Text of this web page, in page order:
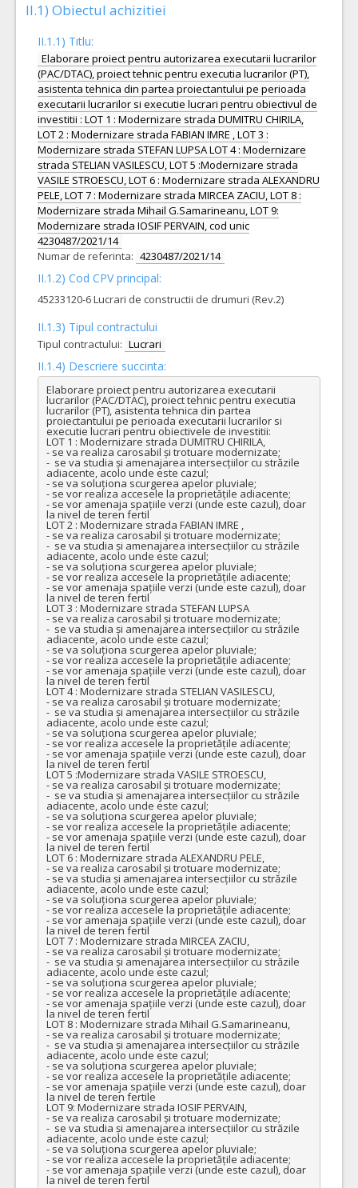
II.1) Obiectul achizitiei
II.1.1) Titlu:
Elaborare proiect pentru autorizarea executarii lucrarilor
(PAC/DTAC), proiect tehnic pentru executia lucrarilor (PT),
asistenta tehnica din partea proiectantului pe perioada
executarii lucrarilor si executie lucrari pentru obiectivul de
investitii : LOT 1 : Modernizare strada DUMITRU CHIRILA,
LOT 2 : Modernizare strada FABIAN IMRE , LOT 3 :
Modernizare strada STEFAN LUPSA LOT 4 : Modernizare
strada STELIAN VASILESCU, LOT 5 :Modernizare strada
VASILE STROESCU, LOT 6 : Modernizare strada ALEXANDRU
PELE, LOT 7 : Modernizare strada MIRCEA ZACIU, LOT 8 :
Modernizare strada Mihail G.Samarineanu, LOT 9:
Modernizare strada IOSIF PERVAIN, cod unic
4230487/2021/14
Numar de referinta: 4230487/2021/14
II.1.2) Cod CPV principal:
45233120-6 Lucrari de constructii de drumuri (Rev.2)
II.1.3) Tipul contractului
Tipul contractului: Lucrari
II.1.4) Descriere succinta:
Elaborare proiect pentru autorizarea executarii
lucrarilor (PAC/DTAC), proiect tehnic pentru executia
lucrarilor (PT), asistenta tehnica din partea
proiectantului pe perioada executarii lucrarilor si
executie lucrari pentru obiectivele de investitii:
LOT 1 : Modernizare strada DUMITRU CHIRILA,
- se va realiza carosabil și trotuare modernizate;
-  se va studia și amenajarea intersecțiilor cu străzile
adiacente, acolo unde este cazul;
- se va soluționa scurgerea apelor pluviale;
- se vor realiza accesele la proprietățile adiacente;
- se vor amenaja spațiile verzi (unde este cazul), doar
la nivel de teren fertil
LOT 2 : Modernizare strada FABIAN IMRE ,
- se va realiza carosabil și trotuare modernizate;
-  se va studia și amenajarea intersecțiilor cu străzile
adiacente, acolo unde este cazul;
- se va soluționa scurgerea apelor pluviale;
- se vor realiza accesele la proprietățile adiacente;
- se vor amenaja spațiile verzi (unde este cazul), doar
la nivel de teren fertil
LOT 3 : Modernizare strada STEFAN LUPSA
- se va realiza carosabil și trotuare modernizate;
-  se va studia și amenajarea intersecțiilor cu străzile
adiacente, acolo unde este cazul;
- se va soluționa scurgerea apelor pluviale;
- se vor realiza accesele la proprietățile adiacente;
- se vor amenaja spațiile verzi (unde este cazul), doar
la nivel de teren fertil
LOT 4 : Modernizare strada STELIAN VASILESCU,
- se va realiza carosabil și trotuare modernizate;
-  se va studia și amenajarea intersecțiilor cu străzile
adiacente, acolo unde este cazul;
- se va soluționa scurgerea apelor pluviale;
- se vor realiza accesele la proprietățile adiacente;
- se vor amenaja spațiile verzi (unde este cazul), doar
la nivel de teren fertil
LOT 5 :Modernizare strada VASILE STROESCU,
- se va realiza carosabil și trotuare modernizate;
-  se va studia și amenajarea intersecțiilor cu străzile
adiacente, acolo unde este cazul;
- se va soluționa scurgerea apelor pluviale;
- se vor realiza accesele la proprietățile adiacente;
- se vor amenaja spațiile verzi (unde este cazul), doar
la nivel de teren fertil
LOT 6 : Modernizare strada ALEXANDRU PELE,
- se va realiza carosabil și trotuare modernizate;
- se va studia și amenajarea intersecțiilor cu străzile
adiacente, acolo unde este cazul;
- se va soluționa scurgerea apelor pluviale;
- se vor realiza accesele la proprietățile adiacente;
- se vor amenaja spațiile verzi (unde este cazul), doar
la nivel de teren fertil
LOT 7 : Modernizare strada MIRCEA ZACIU,
- se va realiza carosabil și trotuare modernizate;
-  se va studia și amenajarea intersecțiilor cu străzile
adiacente, acolo unde este cazul;
- se va soluționa scurgerea apelor pluviale;
- se vor realiza accesele la proprietățile adiacente;
- se vor amenaja spațiile verzi (unde este cazul), doar
la nivel de teren fertil
LOT 8 : Modernizare strada Mihail G.Samarineanu,
- se va realiza carosabil și trotuare modernizate;
-  se va studia și amenajarea intersecțiilor cu străzile
adiacente, acolo unde este cazul;
- se va soluționa scurgerea apelor pluviale;
- se vor realiza accesele la proprietățile adiacente;
- se vor amenaja spațiile verzi (unde este cazul), doar
la nivel de teren fertile
LOT 9: Modernizare strada IOSIF PERVAIN,
- se va realiza carosabil și trotuare modernizate;
-  se va studia și amenajarea intersecțiilor cu străzile
adiacente, acolo unde este cazul;
- se va soluționa scurgerea apelor pluviale;
- se vor realiza accesele la proprietățile adiacente;
- se vor amenaja spațiile verzi (unde este cazul), doar
la nivel de teren fertil